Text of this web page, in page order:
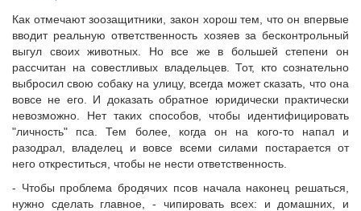
Семинары Совета
Издания Совета
Вопрос-ответ
ОКМО
Информационный бюллетень МСУ
НАСЕЛЕНИЕ И МСУ
ТОС
Лучшие практики ТОС
Исполнительная дирекция
Ревизионная комиссия
Палаты Совета
Комитеты Совета
Правление Совета
Обработка персональных данных
Партнеры Совета
Полезные ссылки
Контактная информация
Как отмечают зоозащитники, закон хорош тем, что он впервые
вводит реальную ответственность хозяев за бесконтрольный
выгул своих животных. Но все же в большей степени он
рассчитан на совестливых владельцев. Тот, кто сознательно
выбросил свою собаку на улицу, всегда может сказать, что она
вовсе не его. И доказать обратное юридически практически
невозможно. Нет таких способов, чтобы идентифицировать
"личность" пса. Тем более, когда он на кого-то напал и
разодрал, владелец и вовсе всеми силами постарается от
него откреститься, чтобы не нести ответственность.
- Чтобы проблема бродячих псов начала наконец решаться,
нужно сделать главное, - чипировать всех: и домашних, и